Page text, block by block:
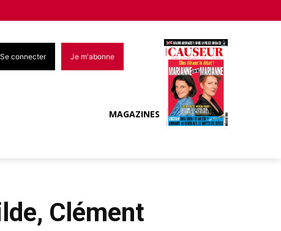
Se connecter Je m'abonne
MAGAZINES
Clément